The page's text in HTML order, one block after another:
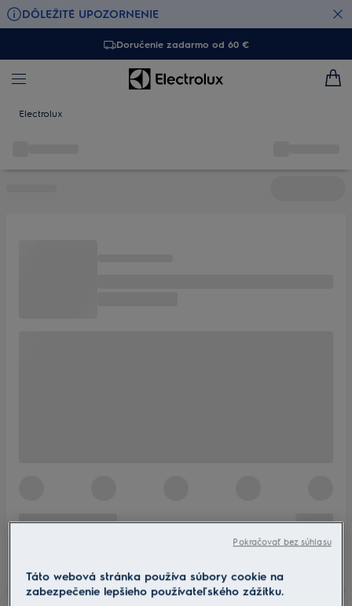
DÔLEŽITÉ UPOZORNENIE
Doručenie zadarmo od 60 €
Electrolux
Táto webová stránka používa súbory cookie na
zabezpečenie lepšieho používateľského zážitku.
Pokračovať bez súhlasu